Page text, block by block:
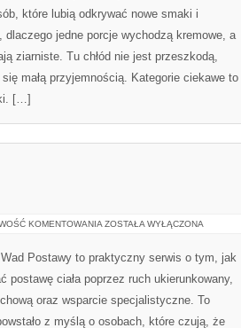
które lubią odkrywać nowe smaki i
dlaczego jedne porcje wychodzą kremowe, a
ziarniste. Tu chłód nie jest przeszkodą,
małą przyjemnością. Kategorie ciekawe to
[…]
KOMENTOWANIA INNE
ZOSTAŁA WYŁĄCZONA
Postawy to praktyczny serwis o tym, jak
postawę ciała poprzez ruch ukierunkowany,
oraz wsparcie specjalistyczne. To
z myślą o osobach, które czują, że